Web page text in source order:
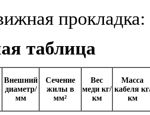
таблица
Внешний
диаметр/
мм
Сечение
жилы в
мм²
Вес
меди кг/
км
Масса
кабеля
км